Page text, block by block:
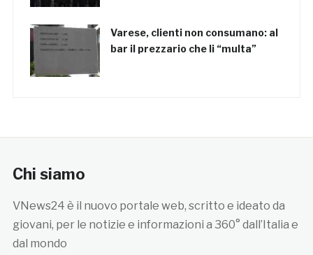
Varese, clienti non consumano: al
bar il prezzario che li “multa”
Chi siamo
VNews24 è il nuovo portale web, scritto e ideato da
giovani, per le notizie e informazioni a 360° dall’Italia e
dal mondo